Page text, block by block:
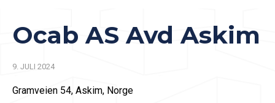
Ocab AS Avd Askim
9. JULI 2024
Gramveien 54, Askim, Norge